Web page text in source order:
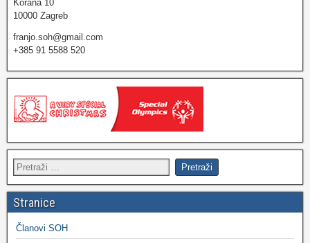
Korana 10
10000 Zagreb
franjo.soh@gmail.com
+385 91 5588 520
Stranice
Članovi SOH